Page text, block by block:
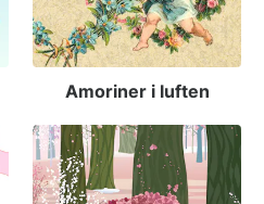
Amoriner i luften